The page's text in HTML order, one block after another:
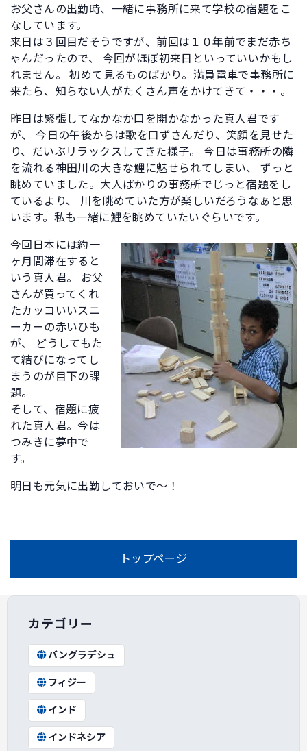
お父さんの出勤時、一緒に事務所に来て学校の宿題をこ
なしています。
来日は３回目だそうですが、前回は１０年前でまだ赤ち
ゃんだったので、 今回がほぼ初来日といっていいかもし
れません。 初めて見るものばかり。満員電車で事務所に
来たら、知らない人がたくさん声をかけてきて・・・。
昨日は緊張してなかなか口を開かなかった真人君です
が、 今日の午後からは歌を口ずさんだり、笑顔を見せた
り、だいぶリラックスしてきた様子。 今日は事務所の隣
を流れる神田川の大きな鯉に魅せられてしまい、 ずっと
眺めていました。大人ばかりの事務所でじっと宿題をし
ているより、 川を眺めていた方が楽しいだろうなぁと思
います。私も一緒に鯉を眺めていたいぐらいです。
今回日本には約一
ヶ月間滞在すると
いう真人君。 お父
さんが買ってくれ
たカッコいいスニ
ーカーの赤いひも
が、 どうしてもた
て結びになってし
まうのが目下の課
題。
そして、宿題に疲
れた真人君。今は
つみきに夢中で
す。
明日も元気に出勤しておいで～！
トップページ
カテゴリー
バングラデシュ
フィジー
インド
インドネシア